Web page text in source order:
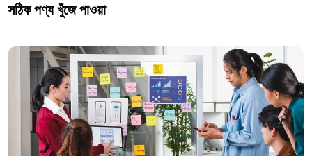
সঠিক পণ্য খুঁজে পাওয়া